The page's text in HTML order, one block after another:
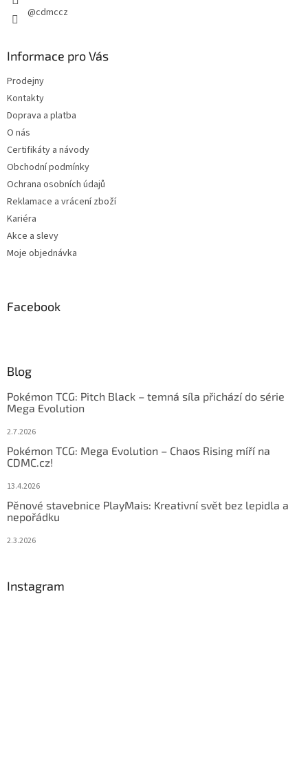
@cdmccz
Informace pro Vás
Prodejny
Kontakty
Doprava a platba
O nás
Certifikáty a návody
Obchodní podmínky
Ochrana osobních údajů
Reklamace a vrácení zboží
Kariéra
Akce a slevy
Moje objednávka
Facebook
Blog
Pokémon TCG: Pitch Black – temná síla přichází do série
Mega Evolution
2.7.2026
Pokémon TCG: Mega Evolution – Chaos Rising míří na
CDMC.cz!
13.4.2026
Pěnové stavebnice PlayMais: Kreativní svět bez lepidla a
nepořádku
2.3.2026
Instagram